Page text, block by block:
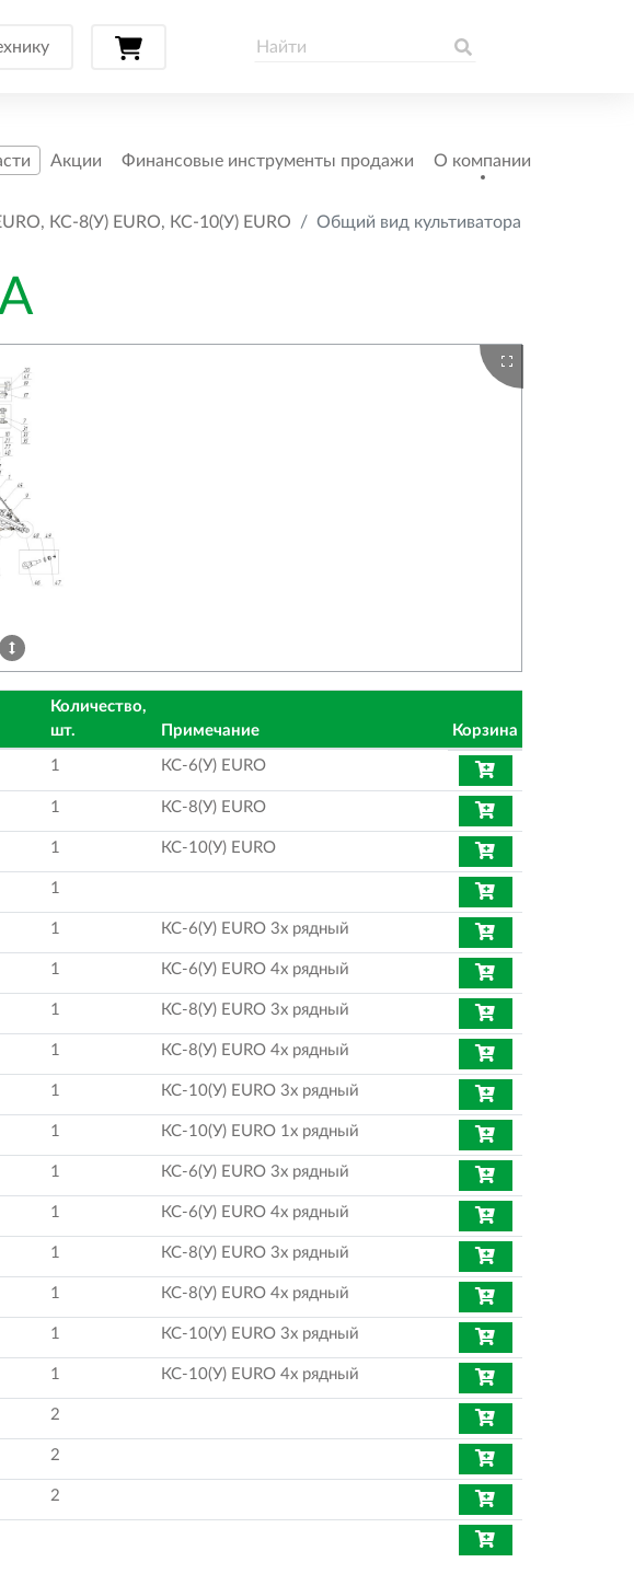
Акции Финансовые инструменты продажи О компании
КС-8(У) EURO, КС-10(У) EURO Общий вид культиватора
Количество,
шт.
Примечание Корзина
1 КС-6(У) EURO
1 КС-8(У) EURO
1 КС-10(У) EURO
1
1 КС-6(У) EURO 3х рядный
1 КС-6(У) EURO 4х рядный
1 КС-8(У) EURO 3х рядный
1 КС-8(У) EURO 4х рядный
1 КС-10(У) EURO 3х рядный
1 КС-10(У) EURO 1х рядный
1 КС-6(У) EURO 3х рядный
1 КС-6(У) EURO 4х рядный
1 КС-8(У) EURO 3х рядный
1 КС-8(У) EURO 4х рядный
1 КС-10(У) EURO 3х рядный
1 КС-10(У) EURO 4х рядный
2
2
2